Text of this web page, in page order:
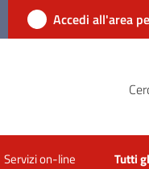
Accedi all'area
Servizi on-line Tutti